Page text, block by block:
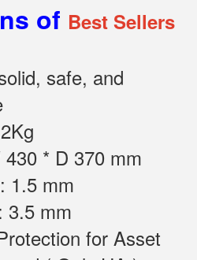
of Best Sellers
safe, and
* D 370 mm
1.5 mm
3.5 mm
for Asset